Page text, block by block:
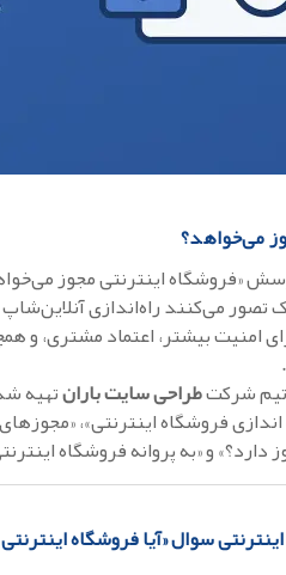
می‌خواهد؟
«فروشگاه اینترنتی مجوز
تصور می‌کنند راه‌اندازی
امنیت بیشتر، اعتماد مشتری، و
تیم شرکتطراحی سایتبارانتهیه
فروشگاه اینترنتی»،
دارد؟» و «به پروانه فروشگاه
سوال «آیا فروشگاه